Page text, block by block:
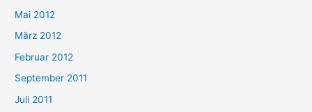
Mai 2012
März 2012
Februar 2012
September 2011
Juli 2011